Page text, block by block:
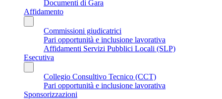
Documenti di Gara
Affidamento
Commissioni giudicatrici
Pari opportunità e inclusione lavorativa
Affidamenti Servizi Pubblici Locali (SLP)
Esecutiva
Collegio Consultivo Tecnico (CCT)
Pari opportunità e inclusione lavorativa
Sponsorizzazioni